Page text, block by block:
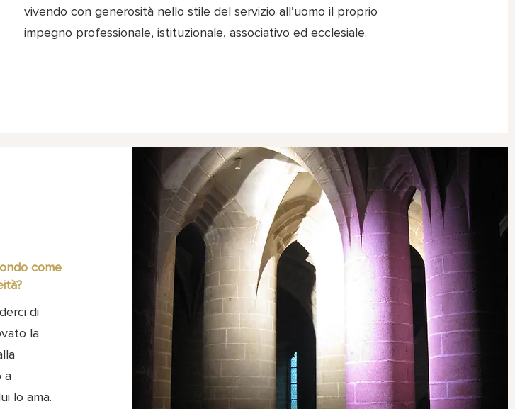
vivendo con generosità nello stile del servizio all’uomo il proprio
impegno professionale, istituzionale, associativo ed ecclesiale.
come
di
la
a
lo ama.